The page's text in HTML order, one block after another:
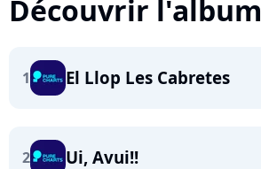
Découvrir l'album
1 El Llop Les Cabretes
2 Ui, Avui!!